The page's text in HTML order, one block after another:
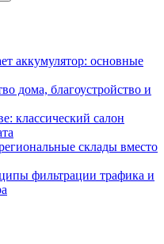
аккумулятор: основные
дома, благоустройство и
классический салон
склады вместо
фильтрации трафика и